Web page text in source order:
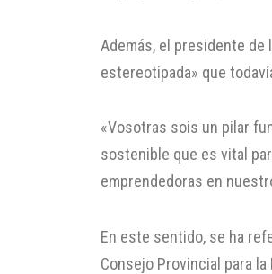
Además, el presidente de
estereotipada» que
«Vosotras sois un pilar
sostenible que es vital
emprendedoras en
En este sentido, se ha
Consejo Provincial para